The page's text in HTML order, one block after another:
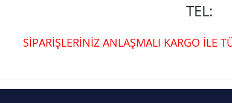
TEL:
SİPARİŞLERİNİZ ANLAŞMALI KARGO İLE